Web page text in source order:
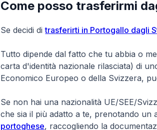
Come posso trasferirmi
Se decidi ditrasferirti in Portogallo dagli
Tutto dipende dal fatto che tu abbia o
carta d'identità nazionale rilasciata) di
Economico Europeo o della Svizzera,
Se non hai una nazionalità UE/SEE/
che sia il più adatto a te, prenotando
portoghese, raccogliendo la